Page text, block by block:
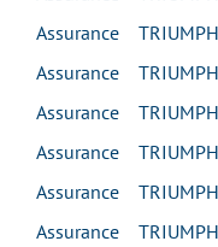
Assurance
Assurance
Assurance
Assurance
Assurance
Assurance